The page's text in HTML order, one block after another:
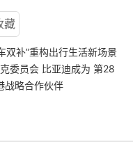
藏
双补”重构出行生活新场景
委员会 比亚迪成为 第28
战略合作伙伴